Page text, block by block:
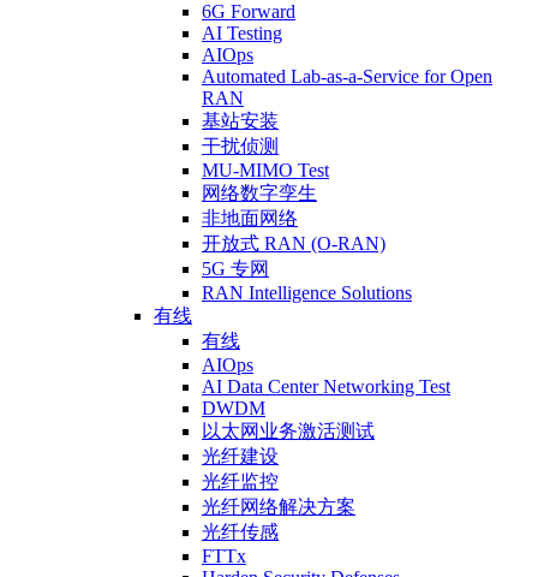
6G Forward
AI Testing
AIOps
Automated Lab-as-a-Service for Open
RAN
基站安装
干扰侦测
MU-MIMO Test
网络数字孪生
非地面网络
开放式 RAN (O-RAN)
5G 专网
RAN Intelligence Solutions
有线
有线
AIOps
AI Data Center Networking Test
DWDM
以太网业务激活测试
光纤建设
光纤监控
光纤网络解决方案
光纤传感
FTTx